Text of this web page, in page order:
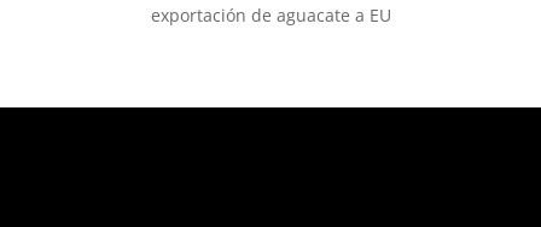
exportación de aguacate a EU